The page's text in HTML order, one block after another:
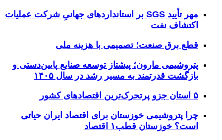
مهر تأیید SGS بر استانداردهای جهانیِ شرکت عملیات
اکتشاف نفت
قطع برق صنعت؛ تصمیمی با هزینه ملی
پتروشیمی مارون؛ پیشتاز توسعه صنایع پایین‌دستی و
بازگشت قدرتمند به مسیر رشد در سال ۱۴۰۵
۵ استان جزو پرتحرک‌ترین اقتصاد‌های کشور
چرا پتروشیمی خوزستان برای اقتصاد ایران حیاتی
است؟ خوزستان قطب۱ اقتصاد